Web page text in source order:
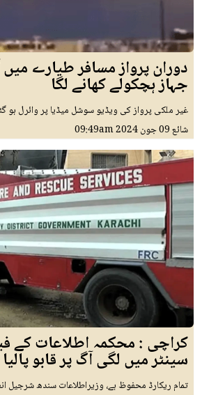
دوران پرواز مسافر طیارے
جہاز ہچکولے کھانے لگا
غیر ملکی پرواز کی ویڈیو سوشل میڈیا پر وائرل ہو
شائع09 جون 2024 09:49am
کراچی : محکمہ اطلاعات کے
سینٹر میں لگی آگ پر قابو
تمام ریکارڈ محفوظ ہے، وزیراطلاعات سندھ شرجیل